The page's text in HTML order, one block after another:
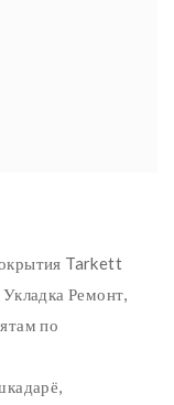
Tarkett
Ремонт,
по